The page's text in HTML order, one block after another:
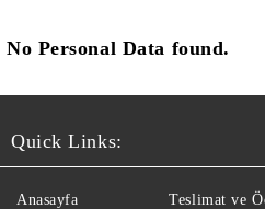
No Personal Data found.
Quick Links:
Anasayfa Teslimat ve